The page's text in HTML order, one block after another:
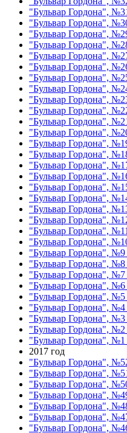
"Бульвар Гордона",
"Бульвар Гордона",
"Бульвар Гордона",
"Бульвар Гордона",
"Бульвар Гордона",
"Бульвар Гордона",
"Бульвар Гордона",
"Бульвар Гордона",
"Бульвар Гордона",
"Бульвар Гордона",
"Бульвар Гордона",
"Бульвар Гордона",
"Бульвар Гордона",
"Бульвар Гордона",
"Бульвар Гордона",
"Бульвар Гордона",
"Бульвар Гордона",
"Бульвар Гордона",
"Бульвар Гордона",
"Бульвар Гордона",
"Бульвар Гордона",
"Бульвар Гордона",
"Бульвар Гордона", №9
"Бульвар Гордона", №8
"Бульвар Гордона", №7
"Бульвар Гордона", №6
"Бульвар Гордона", №5
"Бульвар Гордона", №4
"Бульвар Гордона", №3
"Бульвар Гордона", №2
"Бульвар Гордона", №1
2017 год
"Бульвар Гордона",
"Бульвар Гордона",
"Бульвар Гордона",
"Бульвар Гордона",
"Бульвар Гордона",
"Бульвар Гордона",
"Бульвар Гордона",